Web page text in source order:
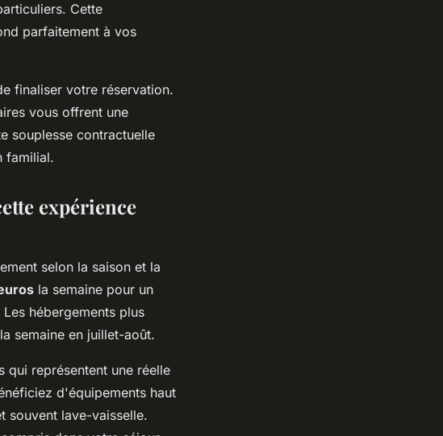
Cette
parfaitement à vos
finaliser votre réservation.
vous offrent une
souplesse contractuelle
familial.
expérience
selon la saison et la
la semaine pour un
hébergements plus
semaine en juillet-août.
qui représentent une réelle
d'équipements haut
souvent lave-vaisselle.